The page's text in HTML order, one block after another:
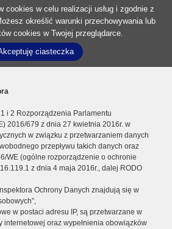
cookies w celu realizacji usług i zgodnie z
określić warunki przechowywania lub
cookies w Twojej przeglądarce.
ciasteczka
i 2 Rozporządzenia Parlamentu
2016/679 z dnia 27 kwietnia 2016r. w
w związku z przetwarzaniem danych
przepływu takich danych oraz
WE (ogólne rozporządzenie o ochronie
z dnia 4 maja 2016r., dalej RODO
Ochrony Danych znajdują się w
w postaci adresu IP, są przetwarzane w
internetowej oraz wypełnienia obowiązków